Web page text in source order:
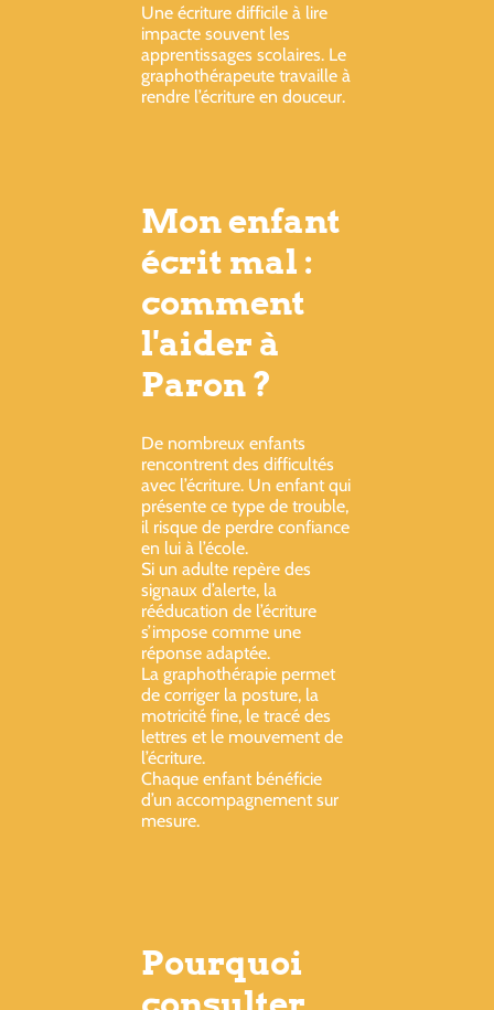
Une écriture difficile à lire
impacte souvent les
apprentissages scolaires. Le
graphothérapeute travaille à
rendre l’écriture en douceur.
Mon enfant
écrit mal :
comment
l'aider à
Paron ?
De nombreux enfants
rencontrent des difficultés
avec l’écriture. Un enfant qui
présente ce type de trouble,
il risque de perdre confiance
en lui à l’école.
Si un adulte repère des
signaux d’alerte, la
rééducation de l’écriture
s’impose comme une
réponse adaptée.
La graphothérapie permet
de corriger la posture, la
motricité fine, le tracé des
lettres et le mouvement de
l’écriture.
Chaque enfant bénéficie
d’un accompagnement sur
mesure.
Pourquoi